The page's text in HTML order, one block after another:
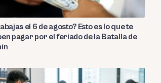
el 6 de agosto? Esto es lo que te
pagar por el feriado de la Batalla de